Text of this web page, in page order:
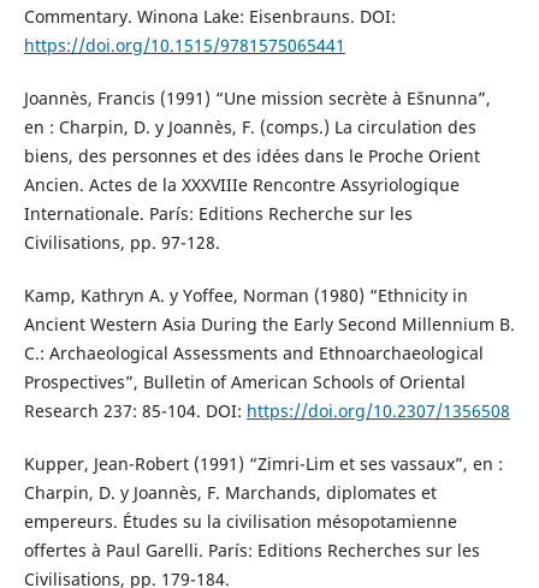
Commentary. Winona Lake: Eisenbrauns. DOI:
https://doi.org/10.1515/9781575065441
Joannès, Francis (1991) “Une mission secrète à Ešnunna”,
en : Charpin, D. y Joannès, F. (comps.) La circulation des
biens, des personnes et des idées dans le Proche Orient
Ancien. Actes de la XXXVIIIe Rencontre Assyriologique
Internationale. París: Editions Recherche sur les
Civilisations, pp. 97-128.
Kamp, Kathryn A. y Yoffee, Norman (1980) “Ethnicity in
Ancient Western Asia During the Early Second Millennium B.
C.: Archaeological Assessments and Ethnoarchaeological
Prospectives”, Bulletin of American Schools of Oriental
Research 237: 85-104. DOI: https://doi.org/10.2307/1356508
Kupper, Jean-Robert (1991) “Zimri-Lim et ses vassaux”, en :
Charpin, D. y Joannès, F. Marchands, diplomates et
empereurs. Études su la civilisation mésopotamienne
offertes à Paul Garelli. París: Editions Recherches sur les
Civilisations, pp. 179-184.